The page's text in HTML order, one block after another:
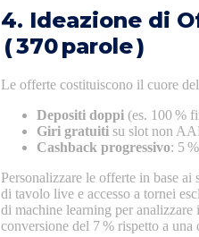
4. Ideazione di
( 370 parole )
Le offerte costituiscono il cuore
Depositi doppi (es. 100 %
Giri gratuiti su slot non
Cashback progressivo: 5
Personalizzare le offerte in base
di tavolo live e accesso a tornei
di machine learning per
conversione del 7 % rispetto a una